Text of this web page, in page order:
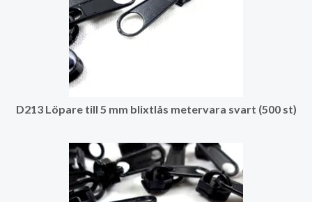
D213 Löpare till 5 mm blixtlås metervara svart (500 st)